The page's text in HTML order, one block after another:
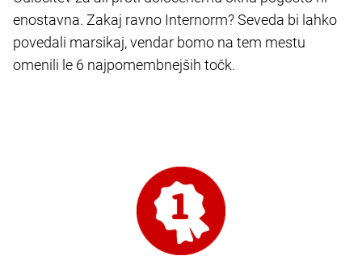
enostavna. Zakaj ravno Internorm? Seveda bi lahko
povedali marsikaj, vendar bomo na tem mestu
omenili le 6 najpomembnejših točk.